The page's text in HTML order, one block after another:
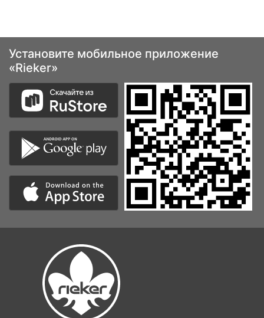
Обувь | Сумки | Аксессуары
8-800-500-2089